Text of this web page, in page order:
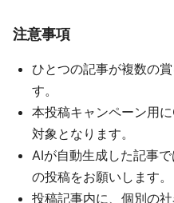
注意事項
ひとつの記事が複数の
す。
本投稿キャンペーン用
対象となります。
AIが自動生成した記事
の投稿をお願いします。
投稿記事内に、個別の